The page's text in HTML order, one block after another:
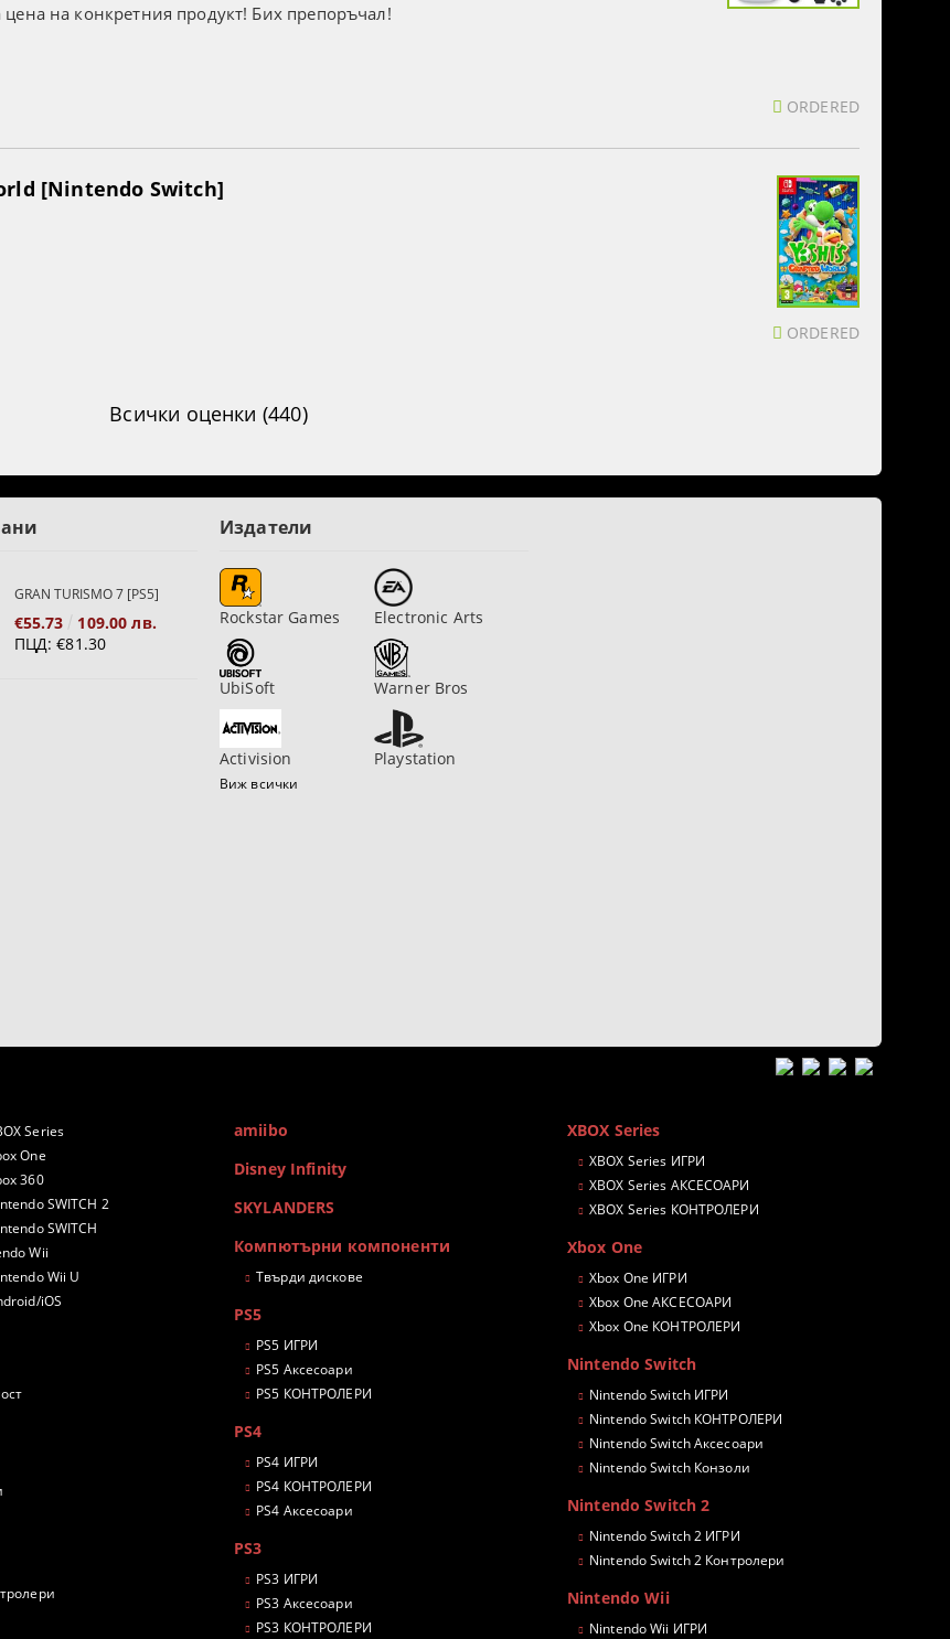
цена на конкретния продукт! Бих препоръчал!
ORDERED
[Nintendo Switch]
ORDERED
Всички оценки (440)
GRAN TURISMO 7 [PS5]
€55.73
109.00 лв.
ПЦД: €81.30
Издатели
Rockstar Games Electronic Arts
UbiSoft Warner Bros
Activision Playstation
Виж всички
Series
One
360
SWITCH 2
SWITCH
Wii
Wii U
iOS
amiibo
Disney Infinity
SKYLANDERS
Компютърни компоненти
Твърди дискове
PS5
PS5 ИГРИ
PS5 Аксесоари
PS5 КОНТРОЛЕРИ
PS4
PS4 ИГРИ
PS4 КОНТРОЛЕРИ
PS4 Аксесоари
PS3
PS3 ИГРИ
PS3 Аксесоари
PS3 КОНТРОЛЕРИ
XBOX Series
XBOX Series ИГРИ
XBOX Series АКСЕСОАРИ
XBOX Series КОНТРОЛЕРИ
Xbox One
Xbox One ИГРИ
Xbox One АКСЕСОАРИ
Xbox One КОНТРОЛЕРИ
Nintendo Switch
Nintendo Switch ИГРИ
Nintendo Switch КОНТРОЛЕРИ
Nintendo Switch Аксесоари
Nintendo Switch Конзоли
Nintendo Switch 2
Nintendo Switch 2 ИГРИ
Nintendo Switch 2 Контролери
Nintendo Wii
Nintendo Wii ИГРИ